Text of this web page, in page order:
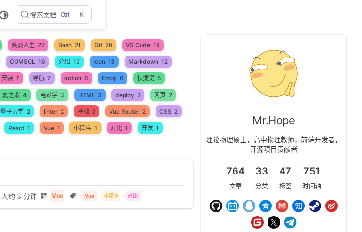
搜索文档 Ctrl K
笑谈人生 22 Bash 21 Git 20 VS Code 19
COMSOL 16 介绍 13 Icon 13 Markdown 12
安装 7 导航 7 action 6 Emoji 6 快捷键 5
夏之歌 4 电磁学 3 HTML 3 deploy 2 网页 2
量子力学 2 linter 2 基础 2 Vue Router 2 CSS 2
React 1 Vue 1 小程序 1 对比 1 开发 1
大约 3 分钟 Vue Vue 小程序 对比
Mr.Hope
理论物理硕士，高中物理教师，前端开发者，
开源项目贡献者
764
文章
33
分类
47
标签
751
时间轴